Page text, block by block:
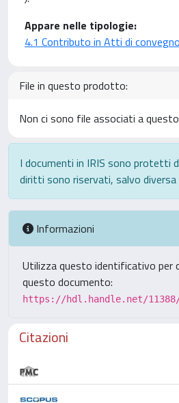
Appare nelle tipologie:
4.1 Contributo in Atti di convegno
File in questo prodotto:
Non ci sono file associati a
I documenti in IRIS sono protetti
diritti sono riservati, salvo diversa
Informazioni
Utilizza questo identificativo per
questo documento:
https://hdl.handle.net/11388/
Citazioni